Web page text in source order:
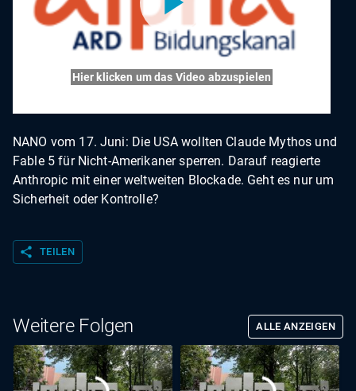
Hier klicken um das Video abzuspielen
NANO vom 17. Juni: Die USA wollten Claude Mythos und
Fable 5 für Nicht-Amerikaner sperren. Darauf reagierte
Anthropic mit einer weltweiten Blockade. Geht es nur um
Sicherheit oder Kontrolle?
share TEILEN
Weitere Folgen ALLE ANZEIGEN